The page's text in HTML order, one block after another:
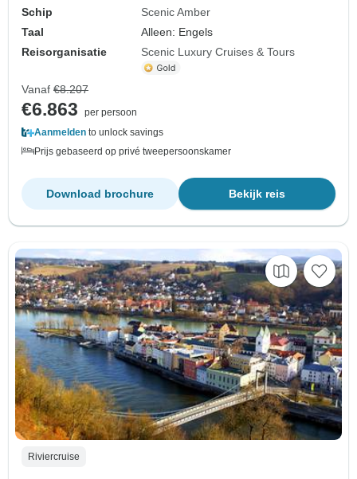
Schip
Scenic Amber
Taal
Alleen: Engels
Reisorganisatie
Scenic Luxury Cruises & Tours
Vanaf €8.207
€6.863
per persoon
Aanmelden to unlock savings
Prijs gebaseerd op privé tweepersoonskamer
Bekijk reis
Download brochure
Riviercruise